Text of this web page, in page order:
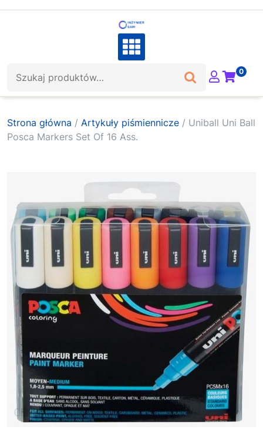
0
Strona główna / Artykuły piśmiennicze / Uniball Uni Ball
Posca Markers Set Of 16 Ass.